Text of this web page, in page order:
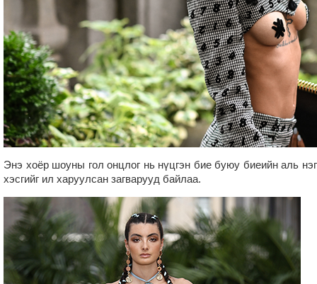
Энэ хоёр шоуны гол онцлог нь нүцгэн бие буюу биеийн аль нэг
хэсгийг ил харуулсан загварууд байлаа.